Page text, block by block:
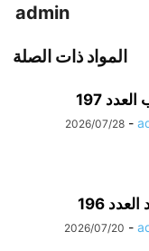
admin
المواد ذات الصلة
197
-
2026/07/28
196
-
2026/07/20